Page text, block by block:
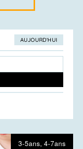
AUJOURD’HUI
3-5ans, 4-7ans